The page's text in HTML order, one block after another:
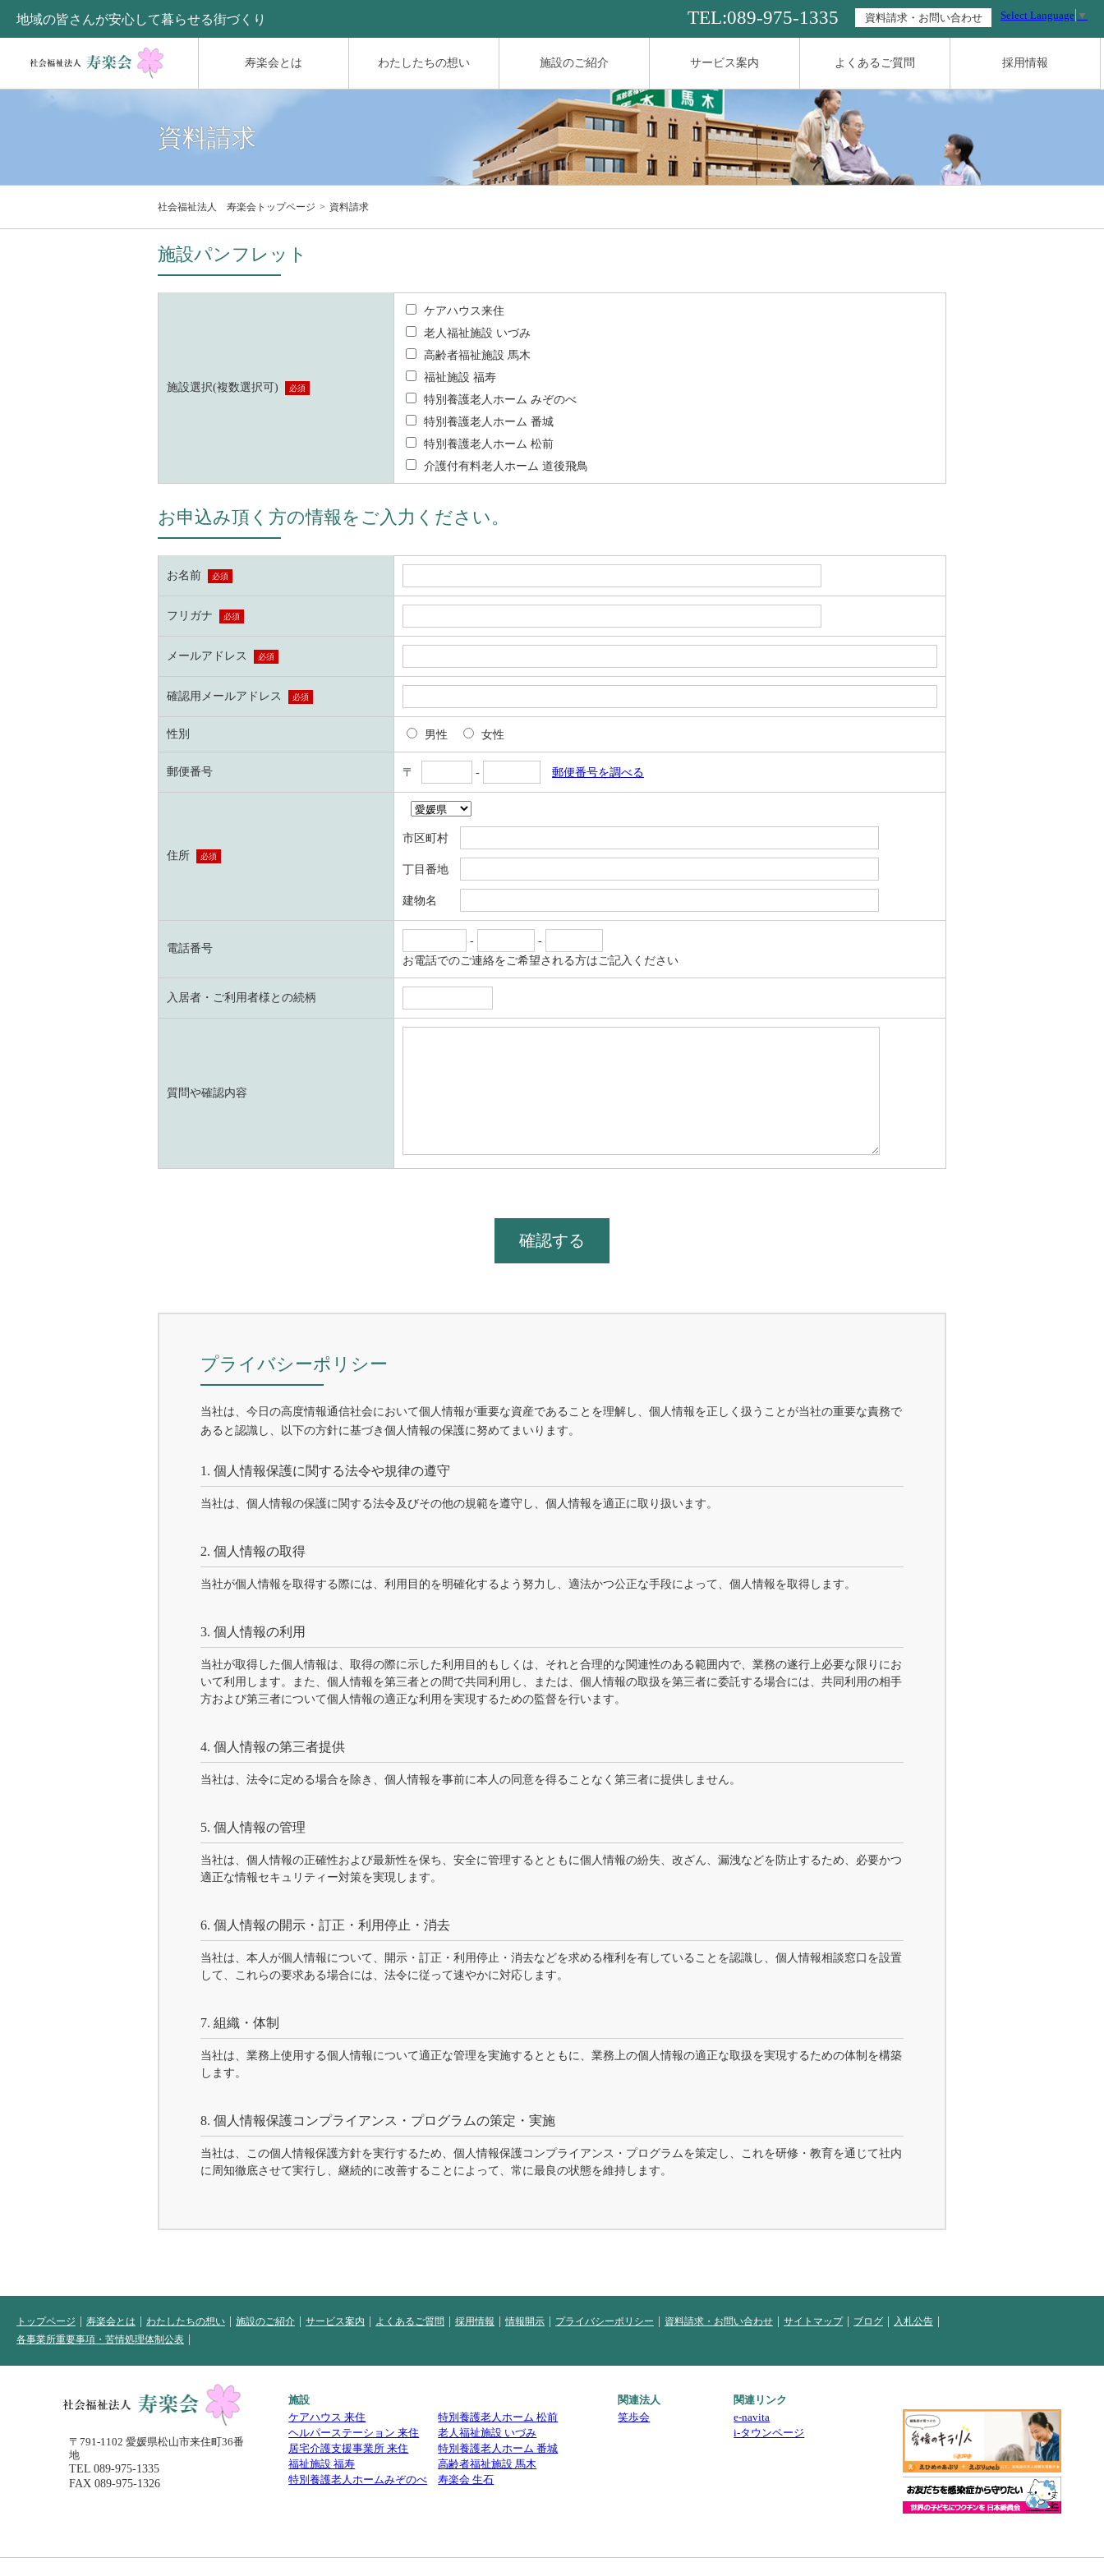
寿楽会とは わたしたちの想い 施設のご紹介 サービス案内 よくあるご質問 採用情報
地域の皆さんが安心して暮らせる街づくり TEL:089-975-1335 資料請求・お問い合わせ Select Language ▼
資料請求
社会福祉法人 寿楽会トップページ 資料請求
施設パンフレット
施設選択(複数選択可) 必須
ケアハウス来住
老人福祉施設 いづみ
高齢者福祉施設 馬木
福祉施設 福寿
特別養護老人ホーム みぞのべ
特別養護老人ホーム 番城
特別養護老人ホーム 松前
介護付有料老人ホーム 道後飛鳥
お申込み頂く方の情報をご入力ください。
お名前 必須
フリガナ 必須
メールアドレス 必須
確認用メールアドレス 必須
性別 男性 女性
郵便番号 〒 - 郵便番号を調べる
住所 必須
市区町村
丁目番地
建物名
電話番号
-
-
お電話でのご連絡をご希望される方はご記入ください
入居者・ご利用者様との続柄
質問や確認内容
プライバシーポリシー
当社は、今日の高度情報通信社会において個人情報が重要な資産であることを理解し、個人情報を正しく扱うことが当社の重要な責務で
あると認識し、以下の方針に基づき個人情報の保護に努めてまいります。
1. 個人情報保護に関する法令や規律の遵守
当社は、個人情報の保護に関する法令及びその他の規範を遵守し、個人情報を適正に取り扱います。
2. 個人情報の取得
当社が個人情報を取得する際には、利用目的を明確化するよう努力し、適法かつ公正な手段によって、個人情報を取得します。
3. 個人情報の利用
当社が取得した個人情報は、取得の際に示した利用目的もしくは、それと合理的な関連性のある範囲内で、業務の遂行上必要な限りにお
いて利用します。また、個人情報を第三者との間で共同利用し、または、個人情報の取扱を第三者に委託する場合には、共同利用の相手
方および第三者について個人情報の適正な利用を実現するための監督を行います。
4. 個人情報の第三者提供
当社は、法令に定める場合を除き、個人情報を事前に本人の同意を得ることなく第三者に提供しません。
5. 個人情報の管理
当社は、個人情報の正確性および最新性を保ち、安全に管理するとともに個人情報の紛失、改ざん、漏洩などを防止するため、必要かつ
適正な情報セキュリティー対策を実現します。
6. 個人情報の開示・訂正・利用停止・消去
当社は、本人が個人情報について、開示・訂正・利用停止・消去などを求める権利を有していることを認識し、個人情報相談窓口を設置
して、これらの要求ある場合には、法令に従って速やかに対応します。
7. 組織・体制
当社は、業務上使用する個人情報について適正な管理を実施するとともに、業務上の個人情報の適正な取扱を実現するための体制を構築
します。
8. 個人情報保護コンプライアンス・プログラムの策定・実施
当社は、この個人情報保護方針を実行するため、個人情報保護コンプライアンス・プログラムを策定し、これを研修・教育を通じて社内
に周知徹底させて実行し、継続的に改善することによって、常に最良の状態を維持します。
トップページ 寿楽会とは わたしたちの想い 施設のご紹介 サービス案内 よくあるご質問 採用情報 情報開示 プライバシーポリシー 資料請求・お問い合わせ サイトマップ ブログ
入札公告
各事業所重要事項・苦情処理体制公表
〒791-1102 愛媛県松山市来住町36番
地
TEL089-975-1335
FAX 089-975-1326
施設
ケアハウス 来住
ヘルパーステーション 来住
居宅介護支援事業所 来住
福祉施設 福寿
特別養護老人ホームみぞのべ
特別養護老人ホーム 松前
老人福祉施設 いづみ
特別養護老人ホーム 番城
高齢者福祉施設 馬木
寿楽会 生石
関連法人
笑歩会
関連リンク
e-navita
i-タウンページ